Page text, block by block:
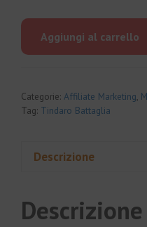
era:
è:
Aggiungi al carrello
Categorie: Affiliate Marketing,
Tag: Tindaro Battaglia
Descrizione
Descrizione